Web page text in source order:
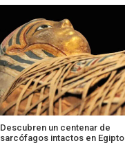
Descubren un centenar de
sarcófagos intactos en Egipto